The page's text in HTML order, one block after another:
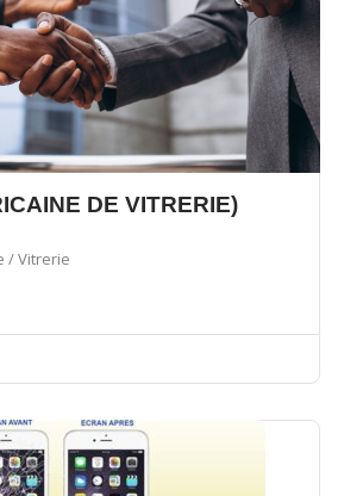
DE VITRERIE)
/ Vitrerie